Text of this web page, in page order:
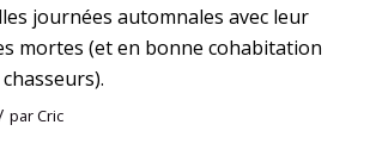
journées automnales avec leur
mortes (et en bonne cohabitation
parCric